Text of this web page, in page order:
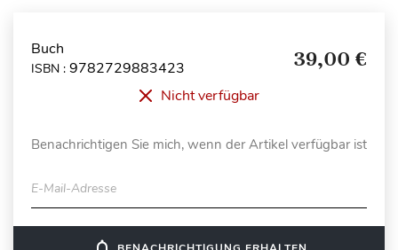
Buch
ISBN : 9782729883423 39,00 €
Nicht verfügbar
Benachrichtigen Sie mich, wenn der Artikel verfügbar ist
E-Mail-Adresse